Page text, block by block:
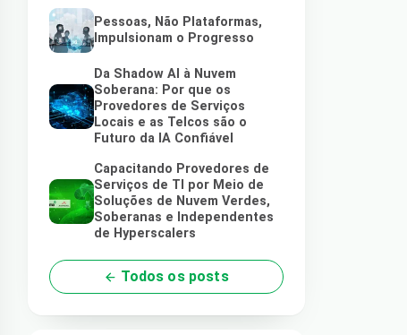
Pessoas, Não Plataformas,
Impulsionam o Progresso
Da Shadow AI à Nuvem
Soberana: Por que os
Provedores de Serviços
Locais e as Telcos são o
Futuro da IA Confiável
Capacitando Provedores de
Serviços de TI por Meio de
Soluções de Nuvem Verdes,
Soberanas e Independentes
de Hyperscalers
Todos os posts